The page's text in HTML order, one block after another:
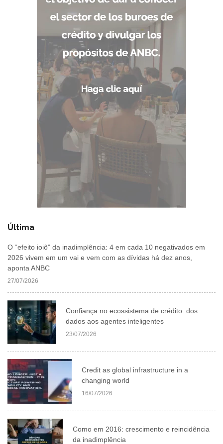
Última
O “efeito ioiô” da inadimplência: 4 em cada 10 negativados em
2026 vivem em um vai e vem com as dívidas há dez anos,
aponta ANBC
27/07/2026
Confiança no ecossistema de crédito: dos
dados aos agentes inteligentes
23/07/2026
Credit as global infrastructure in a
changing world
16/07/2026
Como em 2016: crescimento e reincidência
da inadimplência